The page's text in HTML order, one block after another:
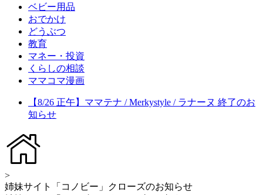
ベビー用品
おでかけ
どうぶつ
教育
マネー・投資
くらしの相談
ママコマ漫画
【8/26 正午】ママテナ / Merkystyle / ラナーヌ 終了のお
知らせ
>
姉妹サイト「コノビー」クローズのお知らせ